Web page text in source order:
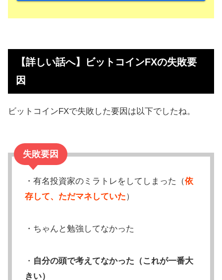
【詳しい話へ】ビットコインFXの失敗要
因
ビットコインFXで失敗した要因は以下でしたね。
失敗要因
・有名投資家のミラトレをしてしまった（依
存して、ただマネしていた）
・ちゃんと勉強してなかった
・ 自分の頭で考えてなかった（これが一番大
きい）